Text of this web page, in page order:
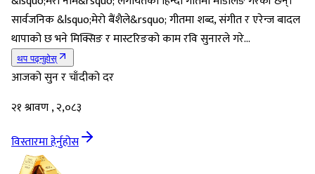
सार्वजनिक &lsquo;मेरो बैंशैले&rsquo; गीतमा शब्द, संगीत र एरेन्ज बादल
थापाको छ भने मिक्सिङ र मास्टरिङको काम रवि सुनारले गरे...
थप पढ्नुहोस्
आजको सुन र चाँदीको दर
२१ श्रावण , २,०८३
विस्तारमा हेर्नुहोस